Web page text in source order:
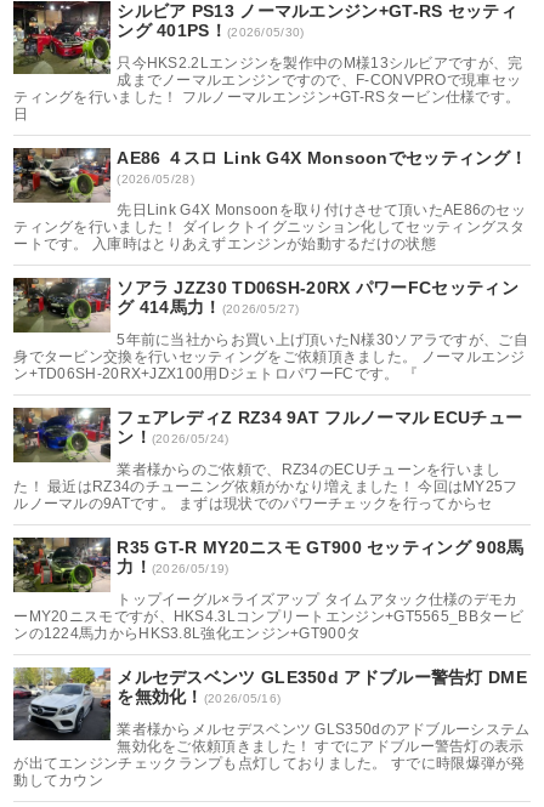
シルビア PS13 ノーマルエンジン+GT-RS セッティ
ング 401PS！ (2026/05/30)
只今HKS2.2Lエンジンを製作中のM様13シルビアですが、完
成までノーマルエンジンですので、F-CONVPROで現車セッ
ティングを行いました！ フルノーマルエンジン+GT-RSタービン仕様です。
日
AE86 ４スロ Link G4X Monsoonでセッティング！
(2026/05/28)
先日Link G4X Monsoonを取り付けさせて頂いたAE86のセッ
ティングを行いました！ ダイレクトイグニッション化してセッティングスタ
ートです。 入庫時はとりあえずエンジンが始動するだけの状態
ソアラ JZZ30 TD06SH-20RX パワーFCセッティン
グ 414馬力！ (2026/05/27)
5年前に当社からお買い上げ頂いたN様30ソアラですが、ご自
身でタービン交換を行いセッティングをご依頼頂きました。 ノーマルエンジ
ン+TD06SH-20RX+JZX100用DジェトロパワーFCです。 『
フェアレディZ RZ34 9AT フルノーマル ECUチュー
ン！ (2026/05/24)
業者様からのご依頼で、RZ34のECUチューンを行いまし
た！ 最近はRZ34のチューニング依頼がかなり増えました！ 今回はMY25フ
ルノーマルの9ATです。 まずは現状でのパワーチェックを行ってからセ
R35 GT-R MY20ニスモ GT900 セッティング 908馬
力！ (2026/05/19)
トップイーグル×ライズアップ タイムアタック仕様のデモカ
ーMY20ニスモですが、HKS4.3Lコンプリートエンジン+GT5565_BBタービ
ンの1224馬力からHKS3.8L強化エンジン+GT900タ
メルセデスベンツ GLE350d アドブルー警告灯 DME
を無効化！ (2026/05/16)
業者様からメルセデスベンツ GLS350dのアドブルーシステム
無効化をご依頼頂きました！ すでにアドブルー警告灯の表示
が出てエンジンチェックランプも点灯しておりました。 すでに時限爆弾が発
動してカウン